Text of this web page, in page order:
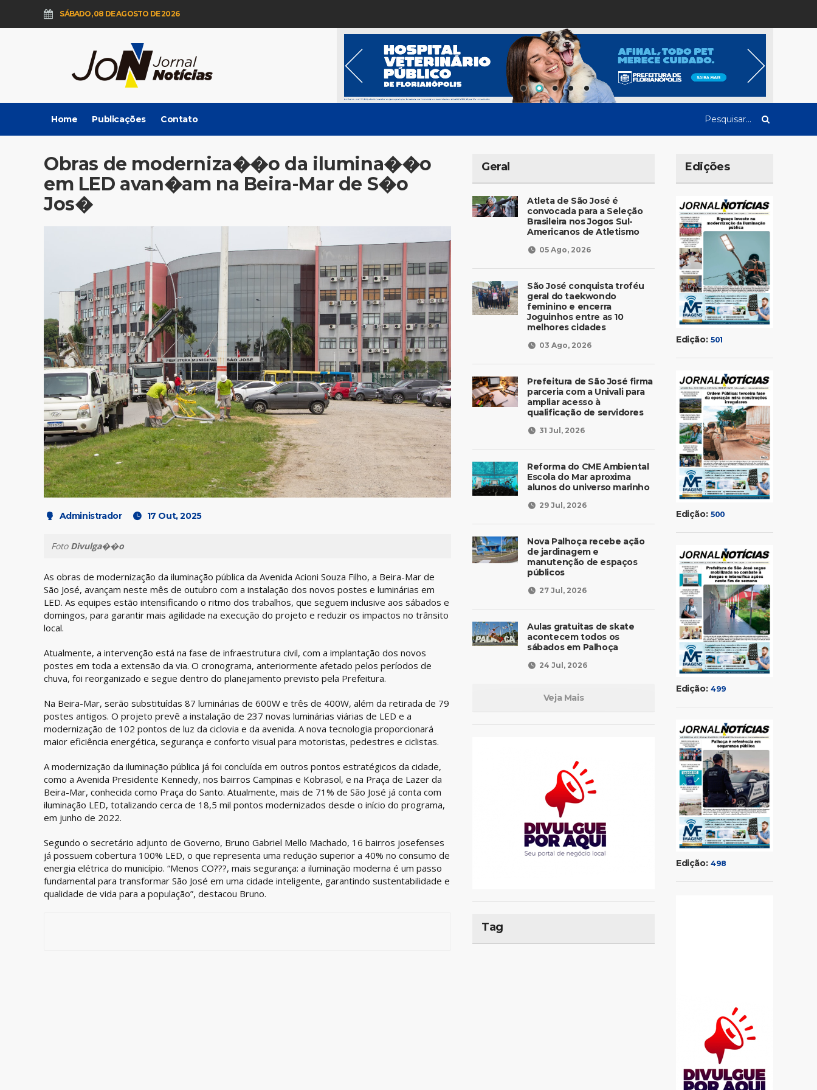
SÁBADO, 08 DE AGOSTO DE 2026
Home Publicações Contato
Obras de moderniza��o da ilumina��o
em LED avan�am na Beira-Mar de S�o
Jos�
Administrador 17 Out, 2025
Foto Divulga��o
As obras de modernização da iluminação pública da Avenida Acioni Souza Filho, a Beira-Mar de
São José, avançam neste mês de outubro com a instalação dos novos postes e luminárias em
LED. As equipes estão intensificando o ritmo dos trabalhos, que seguem inclusive aos sábados e
domingos, para garantir mais agilidade na execução do projeto e reduzir os impactos no trânsito
local.
Atualmente, a intervenção está na fase de infraestrutura civil, com a implantação dos novos
postes em toda a extensão da via. O cronograma, anteriormente afetado pelos períodos de
chuva, foi reorganizado e segue dentro do planejamento previsto pela Prefeitura.
Na Beira-Mar, serão substituídas 87 luminárias de 600W e três de 400W, além da retirada de 79
postes antigos. O projeto prevê a instalação de 237 novas luminárias viárias de LED e a
modernização de 102 pontos de luz da ciclovia e da avenida. A nova tecnologia proporcionará
maior eficiência energética, segurança e conforto visual para motoristas, pedestres e ciclistas.
A modernização da iluminação pública já foi concluída em outros pontos estratégicos da cidade,
como a Avenida Presidente Kennedy, nos bairros Campinas e Kobrasol, e na Praça de Lazer da
Beira-Mar, conhecida como Praça do Santo. Atualmente, mais de 71% de São José já conta com
iluminação LED, totalizando cerca de 18,5 mil pontos modernizados desde o início do programa,
em junho de 2022.
Segundo o secretário adjunto de Governo, Bruno Gabriel Mello Machado, 16 bairros josefenses
já possuem cobertura 100% LED, o que representa uma redução superior a 40% no consumo de
energia elétrica do município. “Menos CO???, mais segurança: a iluminação moderna é um passo
fundamental para transformar São José em uma cidade inteligente, garantindo sustentabilidade e
qualidade de vida para a população”, destacou Bruno.
Geral
Atleta de São José é
convocada para a Seleção
Brasileira nos Jogos Sul-
Americanos de Atletismo
05 Ago, 2026
São José conquista troféu
geral do taekwondo
feminino e encerra
Joguinhos entre as 10
melhores cidades
03 Ago, 2026
Prefeitura de São José firma
parceria com a Univali para
ampliar acesso à
qualificação de servidores
31 Jul, 2026
Reforma do CME Ambiental
Escola do Mar aproxima
alunos do universo marinho
29 Jul, 2026
Nova Palhoça recebe ação
de jardinagem e
manutenção de espaços
públicos
27 Jul, 2026
Aulas gratuitas de skate
acontecem todos os
sábados em Palhoça
24 Jul, 2026
Veja Mais
Tag
Edições
Edição: 501
Edição: 500
Edição: 499
Edição: 498